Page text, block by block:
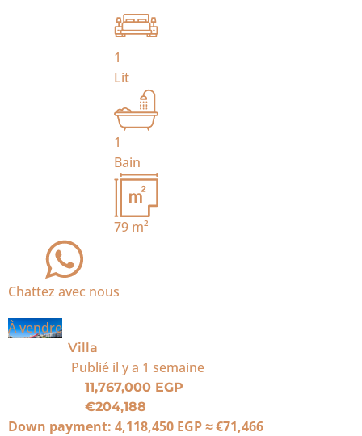
1
Lit
1
Bain
79m²
Chattez avec nous
À vendre
Villa
Publié il y a 1 semaine
11,767,000 EGP
€204,188
Down payment: 4,118,450 EGP≈€71,466